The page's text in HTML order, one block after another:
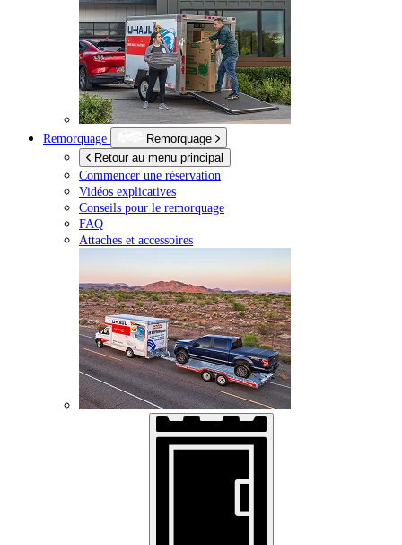
Remorquage
Remorquage
Retour au menu principal
Commencer une réservation
Vidéos explicatives
Conseils pour le remorquage
FAQ
Attaches et accessoires